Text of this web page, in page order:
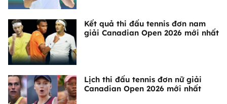
Kết quả thi đấu tennis đơn nam
giải Canadian Open 2026 mới nhất
Lịch thi đấu tennis đơn nữ giải
Canadian Open 2026 mới nhất